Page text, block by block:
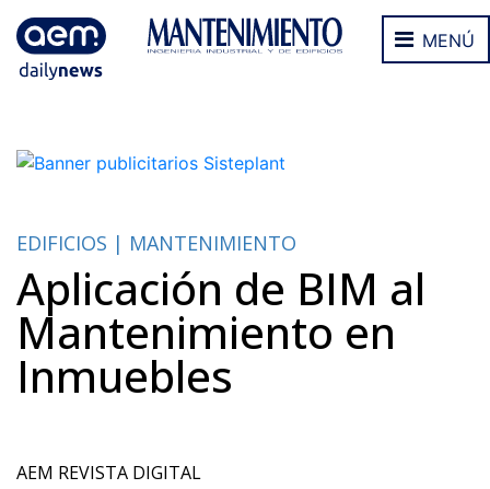
MENÚ
EDIFICIOS | MANTENIMIENTO
Aplicación de BIM al
Mantenimiento en
Inmuebles
AEM REVISTA DIGITAL